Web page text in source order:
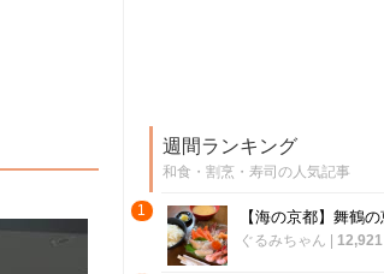
週間ランキング
和食・割烹・寿司の人気記事
1
ぐるみちゃん 12,921